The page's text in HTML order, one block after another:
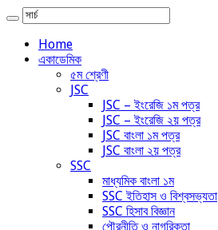
Home
একাডেমিক
৫ম শ্রেণী
JSC
JSC – ইংরেজি ১ম পত্র
JSC – ইংরেজি ২য় পত্র
JSC বাংলা ১ম পত্র
JSC বাংলা ২য় পত্র
SSC
মাধ্যমিক বাংলা ১ম
SSC ইতিহাস ও বিশ্বসভ্যতা
SSC হিসাব বিজ্ঞান
পৌরনীতি ও নাগরিকতা